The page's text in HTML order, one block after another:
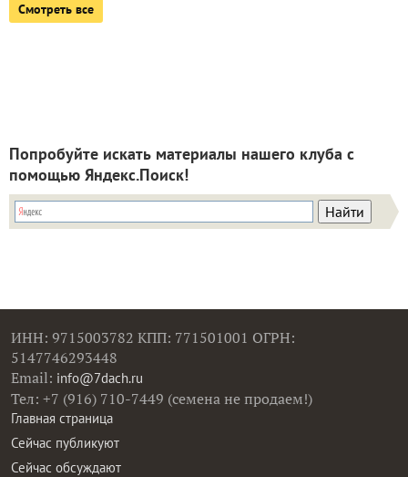
Смотреть все
Попробуйте искать материалы нашего клуба с
помощью Яндекс.Поиск!
ИНН: 9715003782 КПП: 771501001 ОГРН:
5147746293448
Email: info@7dach.ru
Тел: +7 (916) 710-7449 (семена не продаем!)
Главная страница
Сейчас публикуют
Сейчас обсуждают